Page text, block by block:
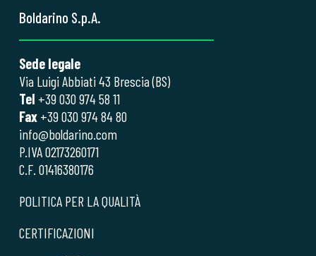
Boldarino S.p.A.
Sede legale
Via Luigi Abbiati 43 Brescia (BS)
Tel +39 030 974 58 11
Fax+39 030 974 84 80
info@boldarino.com
P.IVA 02173260171
C.F. 01416380176
POLITICA PER LA QUALITÀ
CERTIFICAZIONI